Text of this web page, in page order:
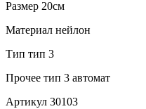
Размер 20см
Материал нейлон
Тип тип 3
Прочее тип 3 автомат
Артикул 30103